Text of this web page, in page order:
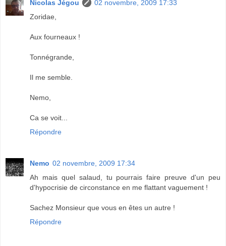
Nicolas Jégou
02 novembre, 2009 17:33
Zoridae,
Aux fourneaux !
Tonnégrande,
Il me semble.
Nemo,
Ca se voit...
Répondre
Nemo 02 novembre, 2009 17:34
Ah mais quel salaud, tu pourrais faire preuve d'un peu
d'hypocrisie de circonstance en me flattant vaguement !
Sachez Monsieur que vous en êtes un autre !
Répondre